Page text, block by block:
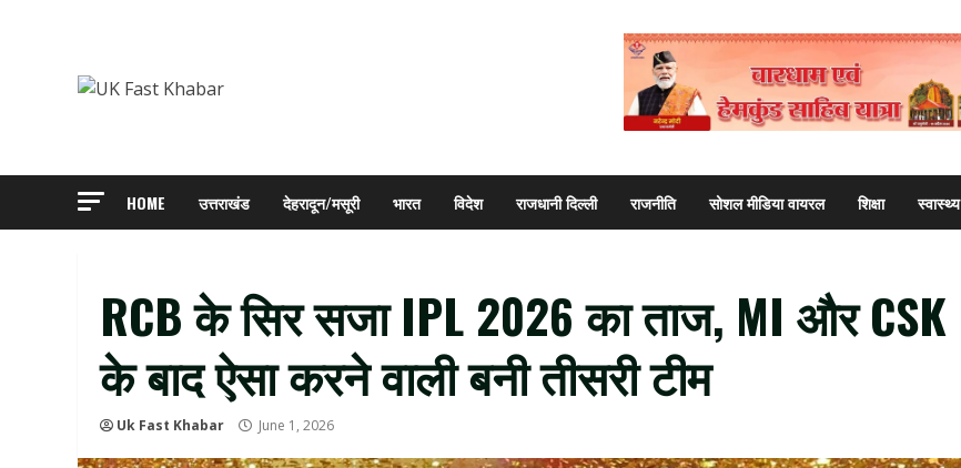
HOME उत्तराखंड देहरादून/मसूरी भारत विदेश राजधानी दिल्ली राजनीति सोशल मीडिया वायरल शिक्षा स्वास्थ्य
RCB के सिर सजा IPL 2026 का ताज, MI और CSK
के बाद ऐसा करने वाली बनी तीसरी टीम
Uk Fast Khabar June 1, 2026